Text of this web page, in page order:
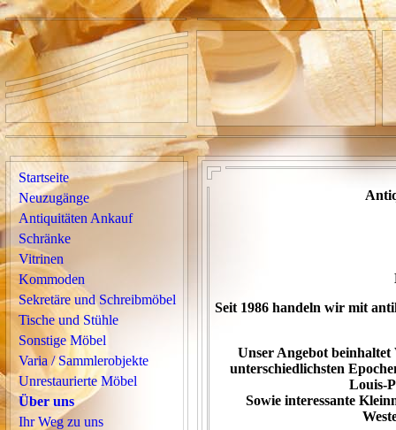
Startseite
Neuzugänge
Antiquitäten Ankauf
Schränke
Vitrinen
Kommoden
Sekretäre und Schreibmöbel
Tische und Stühle
Sonstige Möbel
Varia / Sammlerobjekte
Unrestaurierte Möbel
Über uns
Ihr Weg zu uns
Seit 1986 handeln wir mit
Unser Angebot beinhaltet
unterschiedlichsten
Louis-
Sowie interessante